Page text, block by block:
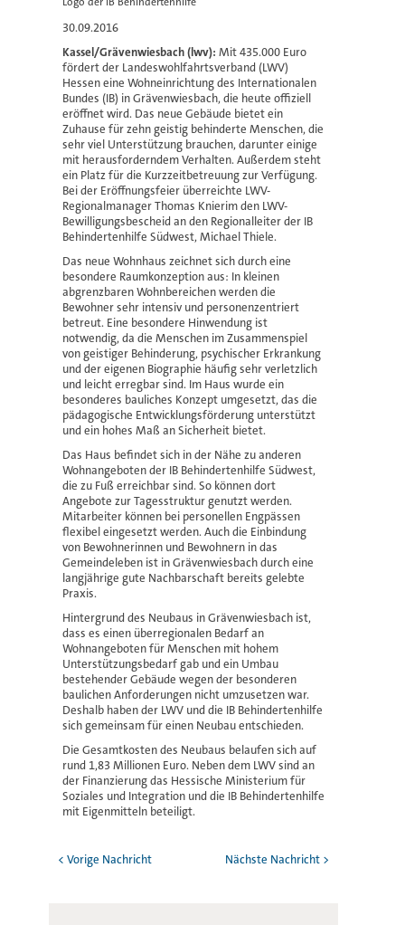
30.09.2016
Kassel/Grävenwiesbach (lwv): Mit 435.000 Euro
fördert der Landeswohlfahrtsverband (LWV)
Hessen eine Wohneinrichtung des Internationalen
Bundes (IB) in Grävenwiesbach, die heute offiziell
eröffnet wird. Das neue Gebäude bietet ein
Zuhause für zehn geistig behinderte Menschen, die
sehr viel Unterstützung brauchen, darunter einige
mit herausforderndem Verhalten. Außerdem steht
ein Platz für die Kurzzeitbetreuung zur Verfügung.
Bei der Eröffnungsfeier überreichte LWV-
Regionalmanager Thomas Knierim den LWV-
Bewilligungsbescheid an den Regionalleiter der IB
Behindertenhilfe Südwest, Michael Thiele.
Das neue Wohnhaus zeichnet sich durch eine
besondere Raumkonzeption aus: In kleinen
abgrenzbaren Wohnbereichen werden die
Bewohner sehr intensiv und personenzentriert
betreut. Eine besondere Hinwendung ist
notwendig, da die Menschen im Zusammenspiel
von geistiger Behinderung, psychischer Erkrankung
und der eigenen Biographie häufig sehr verletzlich
und leicht erregbar sind. Im Haus wurde ein
besonderes bauliches Konzept umgesetzt, das die
pädagogische Entwicklungsförderung unterstützt
und ein hohes Maß an Sicherheit bietet.
Das Haus befindet sich in der Nähe zu anderen
Wohnangeboten der IB Behindertenhilfe Südwest,
die zu Fuß erreichbar sind. So können dort
Angebote zur Tagesstruktur genutzt werden.
Mitarbeiter können bei personellen Engpässen
flexibel eingesetzt werden. Auch die Einbindung
von Bewohnerinnen und Bewohnern in das
Gemeindeleben ist in Grävenwiesbach durch eine
langjährige gute Nachbarschaft bereits gelebte
Praxis.
Hintergrund des Neubaus in Grävenwiesbach ist,
dass es einen überregionalen Bedarf an
Wohnangeboten für Menschen mit hohem
Unterstützungsbedarf gab und ein Umbau
bestehender Gebäude wegen der besonderen
baulichen Anforderungen nicht umzusetzen war.
Deshalb haben der LWV und die IB Behindertenhilfe
sich gemeinsam für einen Neubau entschieden.
Die Gesamtkosten des Neubaus belaufen sich auf
rund 1,83 Millionen Euro. Neben dem LWV sind an
der Finanzierung das Hessische Ministerium für
Soziales und Integration und die IB Behindertenhilfe
mit Eigenmitteln beteiligt.
Nächste Nachricht >
< Vorige Nachricht